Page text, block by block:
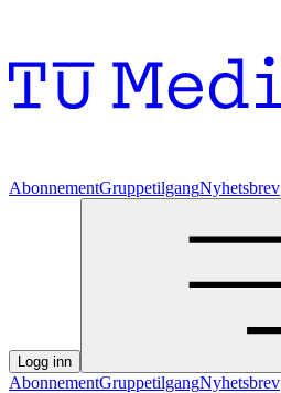
AbonnementGruppetilgangNyhetsbrev
Logg inn
AbonnementGruppetilgangNyhetsbrev